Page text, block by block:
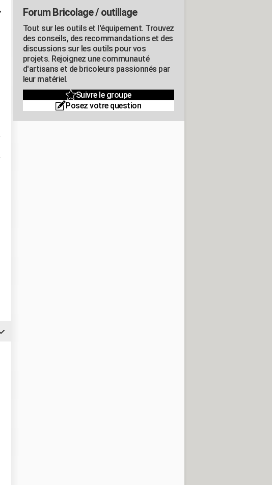
Forum Bricolage / outillage
Tout sur les outils et l'équipement. Trouvez
des conseils, des recommandations et des
discussions sur les outils pour vos
projets. Rejoignez une communauté
d'artisans et de bricoleurs passionnés par
leur matériel.
Suivre le groupe
Posez votre question